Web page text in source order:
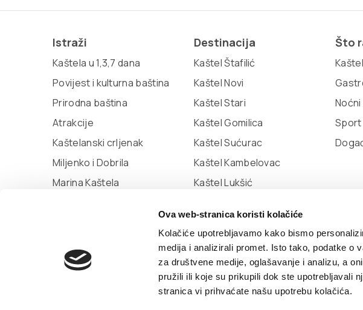
Ova web-stranica koristi kolačiće
Kolačiće upotrebljavamo kako bismo
medija i analizirali promet. Isto tako, podatke o
za društvene medije, oglašavanje i analizu, a
pružili ili koje su prikupili dok ste upotrebljavali
stranica vi prihvaćate našu upotrebu kolačića.
Istraži
Kaštela u 1,3,7 dana
Povijest i kulturna baština
Prirodna baština
Atrakcije
Kaštelanski crljenak
Miljenko i Dobrila
Marina Kaštela
Destinacija
Kaštel Štafilić
Kaštel Novi
Kaštel Stari
Kaštel Gomilica
Kaštel Sućurac
Kaštel Kambelovac
Kaštel Lukšić
Što
Sport
© TZ Kastela 2022 Izjava o pristupačnosti Politika kolačića